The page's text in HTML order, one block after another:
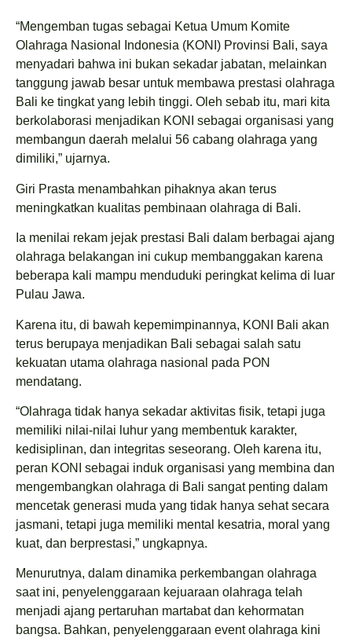
“Mengemban tugas sebagai Ketua Umum Komite
Olahraga Nasional Indonesia (KONI) Provinsi Bali, saya
menyadari bahwa ini bukan sekadar jabatan, melainkan
tanggung jawab besar untuk membawa prestasi olahraga
Bali ke tingkat yang lebih tinggi. Oleh sebab itu, mari kita
berkolaborasi menjadikan KONI sebagai organisasi yang
membangun daerah melalui 56 cabang olahraga yang
dimiliki,” ujarnya.
Giri Prasta menambahkan pihaknya akan terus
meningkatkan kualitas pembinaan olahraga di Bali.
Ia menilai rekam jejak prestasi Bali dalam berbagai ajang
olahraga belakangan ini cukup membanggakan karena
beberapa kali mampu menduduki peringkat kelima di luar
Pulau Jawa.
Karena itu, di bawah kepemimpinannya, KONI Bali akan
terus berupaya menjadikan Bali sebagai salah satu
kekuatan utama olahraga nasional pada PON
mendatang.
“Olahraga tidak hanya sekadar aktivitas fisik, tetapi juga
memiliki nilai-nilai luhur yang membentuk karakter,
kedisiplinan, dan integritas seseorang. Oleh karena itu,
peran KONI sebagai induk organisasi yang membina dan
mengembangkan olahraga di Bali sangat penting dalam
mencetak generasi muda yang tidak hanya sehat secara
jasmani, tetapi juga memiliki mental kesatria, moral yang
kuat, dan berprestasi,” ungkapnya.
Menurutnya, dalam dinamika perkembangan olahraga
saat ini, penyelenggaraan kejuaraan olahraga telah
menjadi ajang pertaruhan martabat dan kehormatan
bangsa. Bahkan, penyelenggaraan event olahraga kini